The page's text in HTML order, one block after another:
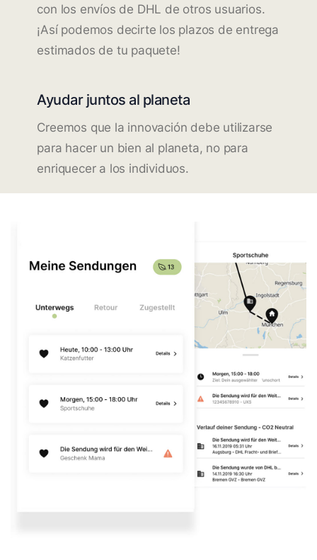
con los envíos de DHL de otros usuarios.
¡Así podemos decirte los plazos de entrega
estimados de tu paquete!
Ayudar juntos al planeta
Creemos que la innovación debe utilizarse
para hacer un bien al planeta, no para
enriquecer a los individuos.